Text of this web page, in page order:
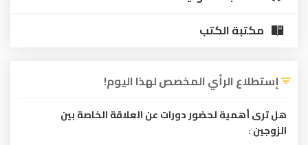
مكتبة الكتب
إستطلاع الرأي المخصص لهذا اليوم!
هل ترى أهمية لحضور دورات عن العلاقة الخاصة بين
الزوجين :